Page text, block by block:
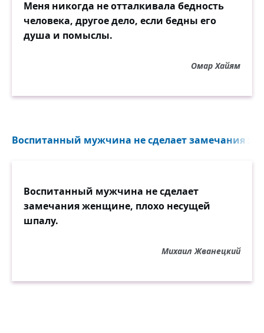
Меня никогда не отталкивала бедность
человека, другое дело, если бедны его
душа и помыслы.
Омар Хайям
Воспитанный мужчина не сделает замечания
Воспитанный мужчина не сделает
замечания женщине, плохо несущей
шпалу.
Михаил Жванецкий